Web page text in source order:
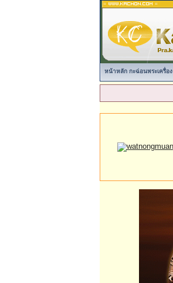
หน้าหลัก กะฉ่อนพระเครื่อง